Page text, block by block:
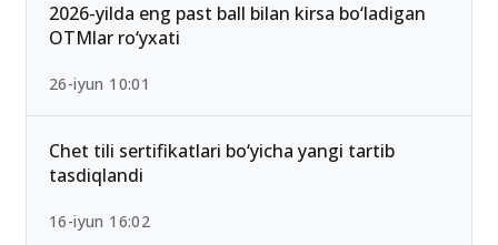
2026-yilda eng past ball bilan kirsa bo‘ladigan
OTMlar ro‘yxati
26-iyun 10:01
Chet tili sertifikatlari bo‘yicha yangi tartib
tasdiqlandi
16-iyun 16:02